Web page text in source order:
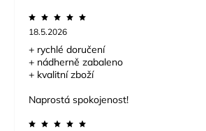
18.5.2026
+ rychlé doručení
+ nádherně zabaleno
+ kvalitní zboží
Naprostá spokojenost!